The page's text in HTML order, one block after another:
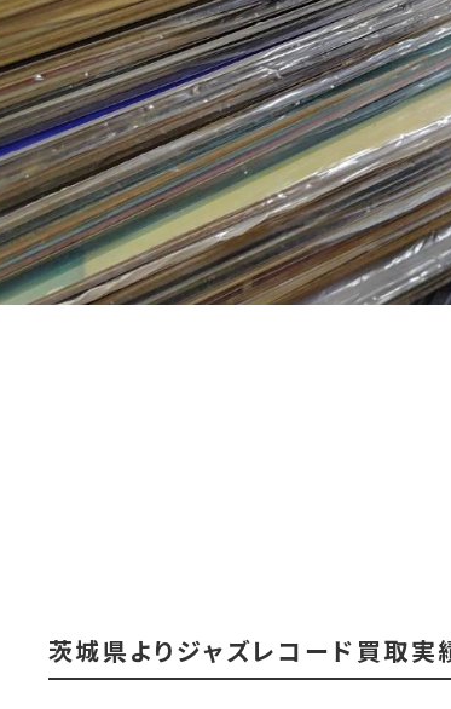
茨城県よりジャズレコード買取実